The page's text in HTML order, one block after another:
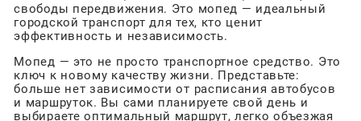
свободы передвижения. Это мопед — идеальный
городской транспорт для тех, кто ценит
эффективность и независимость.
Мопед — это не просто транспортное средство. Это
ключ к новому качеству жизни. Представьте:
больше нет зависимости от расписания автобусов
и маршруток. Вы сами планируете свой день и
выбираете оптимальный маршрут, легко объезжая